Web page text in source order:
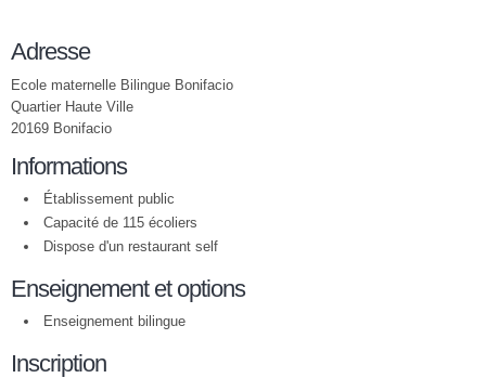
Adresse
Ecole maternelle Bilingue Bonifacio
Quartier Haute Ville
20169 Bonifacio
Informations
Établissement public
Capacité de 115 écoliers
Dispose d'un restaurant self
Enseignement et options
Enseignement bilingue
Inscription